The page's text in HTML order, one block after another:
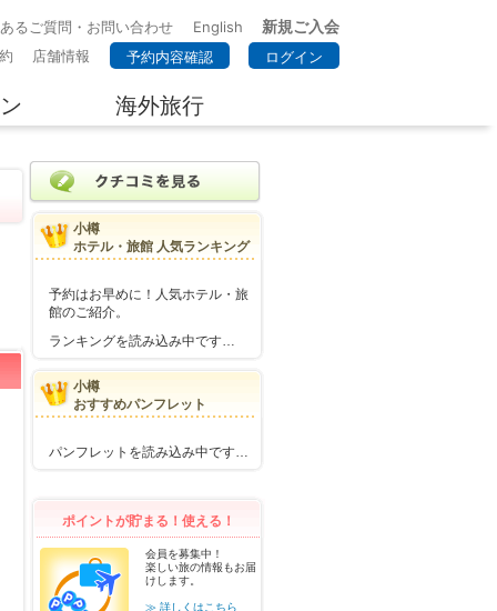
るご質問・お問い合わせ English 新規ご入会
店舗情報 予約内容確認 ログイン
海外旅行
小樽
ホテル・旅館 人気ランキング
予約はお早めに！人気ホテル・旅
館のご紹介。
ランキングを読み込み中です…
小樽
おすすめパンフレット
パンフレットを読み込み中です…
ポイントが貯まる！使える！
会員を募集中！
楽しい旅の情報もお届
けします。
≫ 詳しくはこちら